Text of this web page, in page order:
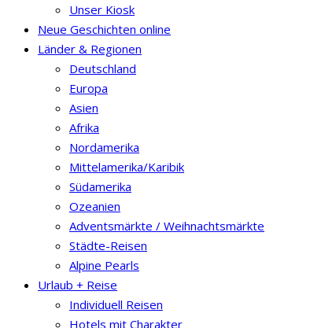
Unser Kiosk
Neue Geschichten online
Länder & Regionen
Deutschland
Europa
Asien
Afrika
Nordamerika
Mittelamerika/Karibik
Südamerika
Ozeanien
Adventsmärkte / Weihnachtsmärkte
Städte-Reisen
Alpine Pearls
Urlaub + Reise
Individuell Reisen
Hotels mit Charakter